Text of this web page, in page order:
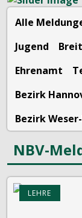
Alle
Jugend
Ehrenamt
Bezirk
Bezirk
NBV-
LEHRE